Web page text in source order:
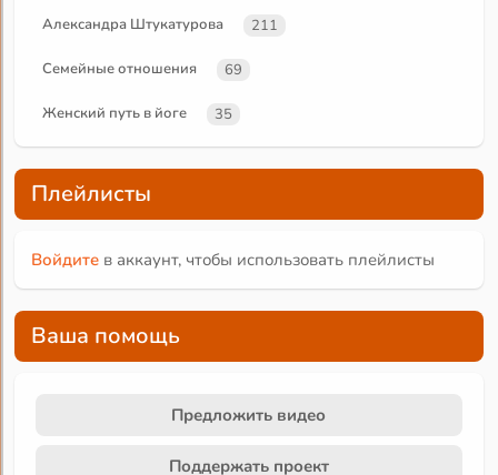
Александра Штукатурова 211
Семейные отношения 69
Женский путь в йоге 35
Плейлисты
Войдите в аккаунт, чтобы использовать плейлисты
Ваша помощь
Предложить видео
Поддержать проект